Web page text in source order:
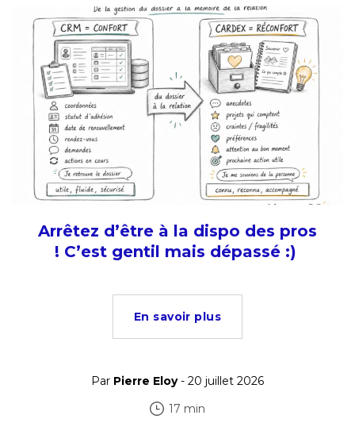
Arrêtez d’être à la dispo des pros
! C’est gentil mais dépassé :)
En savoir plus
Par Pierre Eloy- 20 juillet 2026
17 min